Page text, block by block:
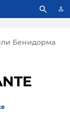
это значит?
Бенидорма